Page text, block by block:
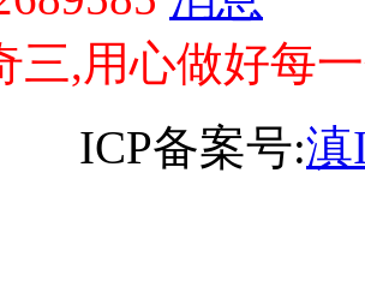
三,用心做好每
ICP备案号:滇